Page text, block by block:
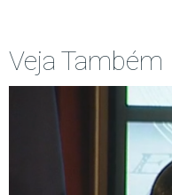
Veja Também